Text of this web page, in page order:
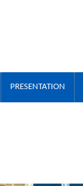
PRESENTATION